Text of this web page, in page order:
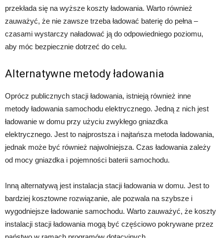
przekłada się na wyższe koszty ładowania. Warto również
zauważyć, że nie zawsze trzeba ładować baterię do pełna –
czasami wystarczy naładować ją do odpowiedniego poziomu,
aby móc bezpiecznie dotrzeć do celu.
Alternatywne metody ładowania
Oprócz publicznych stacji ładowania, istnieją również inne
metody ładowania samochodu elektrycznego. Jedną z nich jest
ładowanie w domu przy użyciu zwykłego gniazdka
elektrycznego. Jest to najprostsza i najtańsza metoda ładowania,
jednak może być również najwolniejsza. Czas ładowania zależy
od mocy gniazdka i pojemności baterii samochodu.
Inną alternatywą jest instalacja stacji ładowania w domu. Jest to
bardziej kosztowne rozwiązanie, ale pozwala na szybsze i
wygodniejsze ładowanie samochodu. Warto zauważyć, że koszty
instalacji stacji ładowania mogą być częściowo pokrywane przez